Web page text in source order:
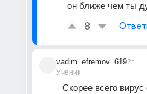
он ближе чем ты
8
vadim_efremov_619
Ученик
2г
Скорее всего вирус